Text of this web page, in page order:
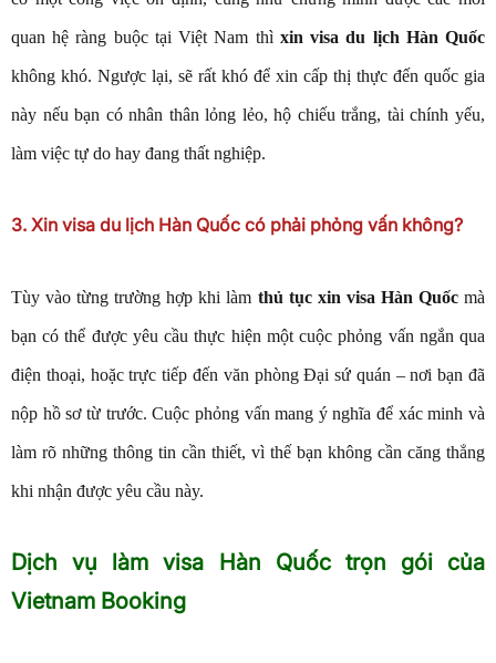
quan hệ ràng buộc tại Việt Nam thì xin visa du lịch Hàn Quốc
không khó. Ngược lại, sẽ rất khó để xin cấp thị thực đến quốc gia
này nếu bạn có nhân thân lỏng lẻo, hộ chiếu trắng, tài chính yếu,
làm việc tự do hay đang thất nghiệp.
3. Xin visa du lịch Hàn Quốc có phải phỏng vấn không?
Tùy vào từng trường hợp khi làm thủ tục xin visa Hàn Quốcmà
bạn có thể được yêu cầu thực hiện một cuộc phỏng vấn ngắn qua
điện thoại, hoặc trực tiếp đến văn phòng Đại sứ quán – nơi bạn đã
nộp hồ sơ từ trước. Cuộc phỏng vấn mang ý nghĩa để xác minh và
làm rõ những thông tin cần thiết, vì thế bạn không cần căng thẳng
khi nhận được yêu cầu này.
Dịch vụ làm visa Hàn Quốc trọn gói của
Vietnam Booking